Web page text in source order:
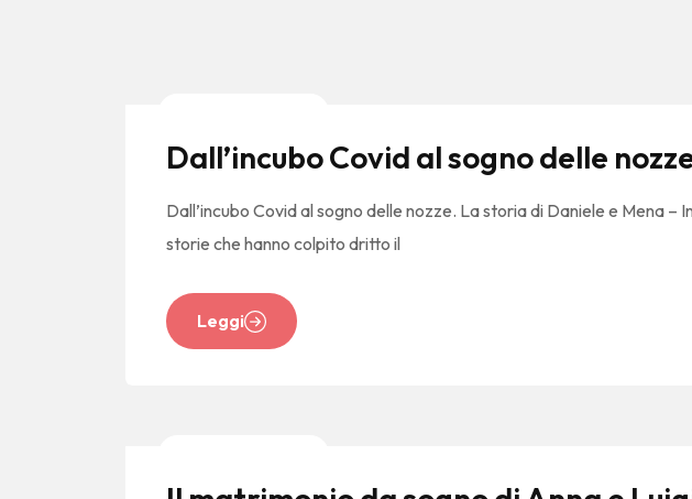
Dall’incubo Covid al sogno delle
Dall’incubo Covid al sogno delle nozze. La storia di Daniele e Mena
storie che hanno colpito dritto il
Leggi